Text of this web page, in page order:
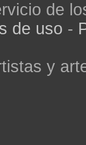
de
de uso -
y